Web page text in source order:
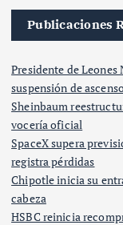
Publicaciones
Presidente de Leones
suspensión de
Sheinbaum
vocería oficial
SpaceX supera
registra pérdidas
Chipotle inicia su
cabeza
HSBC reinicia